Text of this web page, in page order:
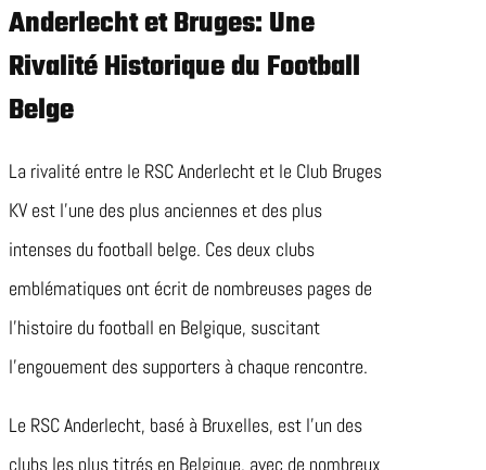
Anderlecht et Bruges: Une
Rivalité Historique du Football
Belge
La rivalité entre le RSC Anderlecht et le Club Bruges
KV est l’une des plus anciennes et des plus
intenses du football belge. Ces deux clubs
emblématiques ont écrit de nombreuses pages de
l’histoire du football en Belgique, suscitant
l’engouement des supporters à chaque rencontre.
Le RSC Anderlecht, basé à Bruxelles, est l’un des
clubs les plus titrés en Belgique, avec de nombreux